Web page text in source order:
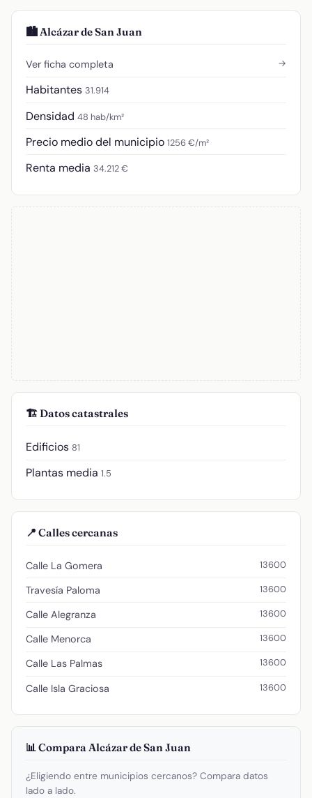
🏙️ Alcázar de San Juan
Ver ficha completa →
Habitantes 31.914
Densidad 48 hab/km²
Precio medio del municipio 1256 €/m²
Renta media 34.212 €
🏗️ Datos catastrales
Edificios 81
Plantas media 1.5
📍 Calles cercanas
Calle La Gomera 13600
Travesía Paloma 13600
Calle Alegranza 13600
Calle Menorca 13600
Calle Las Palmas 13600
Calle Isla Graciosa 13600
📊 Compara Alcázar de San Juan
¿Eligiendo entre municipios cercanos? Compara datos
lado a lado.